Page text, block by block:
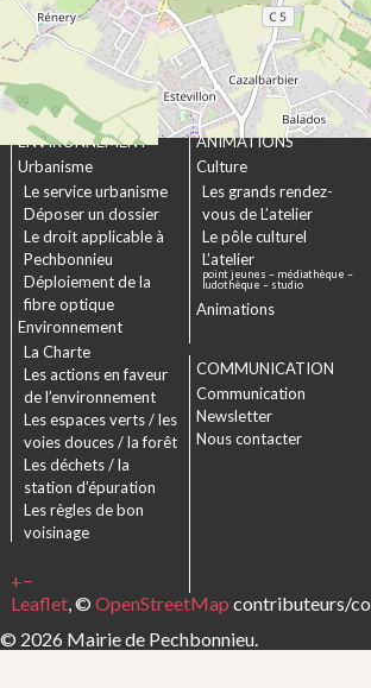
+−
Leaflet, © OpenStreetMap contributeurs/
chartreuse
Les établissements
médico-sociaux
Projet Se Canto
URBANISME &
ENVIRONNEMENT
Urbanisme
Le service urbanisme
Déposer un dossier
Le droit applicable à
Pechbonnieu
Déploiement de la
fibre optique
Environnement
La Charte
Les actions en faveur
de l’environnement
Les espaces verts / les
voies douces / la forêt
Les déchets / la
station d’épuration
Les règles de bon
voisinage
CULTURE &
ANIMATIONS
Culture
Les grands rendez-
vous de L’atelier
Le pôle culturel
L’atelier
point jeunes – médiathèque –
ludothèque – studio
Animations
COMMUNICATION
Communication
Newsletter
Nous contacter
© 2026 Mairie de Pechbonnieu.